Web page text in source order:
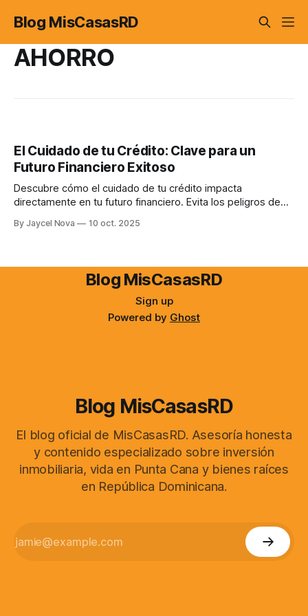
Blog MisCasasRD
AHORRO
El Cuidado de tu Crédito: Clave para un
Futuro Financiero Exitoso
Descubre cómo el cuidado de tu crédito impacta
directamente en tu futuro financiero. Evita los peligros de
Aprende consejos prácticos para construir un historial
By Jaycel Nova 10 oct. 2025
Blog MisCasasRD
Sign up
Powered by Ghost
Blog MisCasasRD
El blog oficial de MisCasasRD. Asesoría honesta
y contenido especializado sobre inversión
inmobiliaria, vida en Punta Cana y bienes raíces
en República Dominicana.